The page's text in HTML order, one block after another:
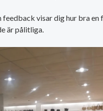
feedback visar dig hur bra
är pålitliga.